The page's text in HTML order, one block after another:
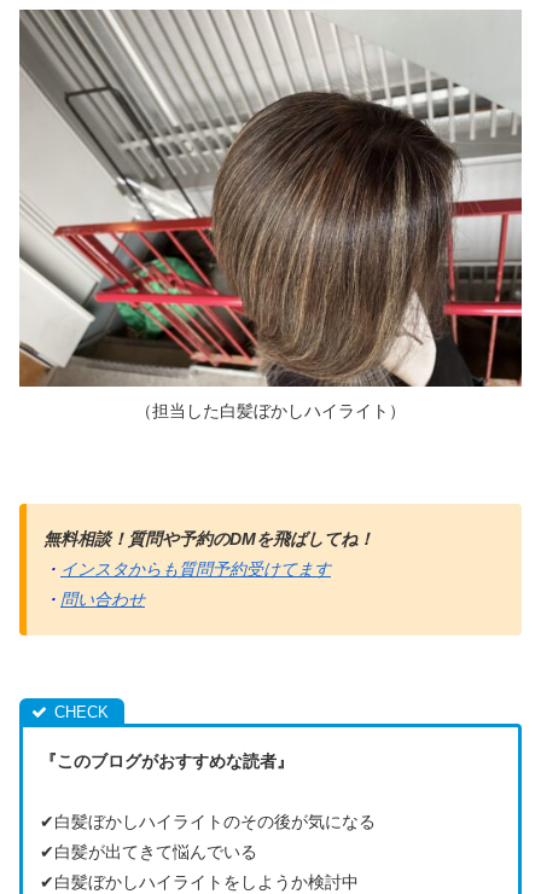
（担当した白髪ぼかしハイライト ）
無料相談！質問や予約のDMを飛ばしてね！
・ インスタからも質問予約受けてます
・ 問い合わせ
『このブログがおすすめな読者』
✔︎白髪ぼかしハイライトのその後が気になる
✔︎白髪が出てきて悩んでいる
✔︎白髪ぼかしハイライトをしようか検討中